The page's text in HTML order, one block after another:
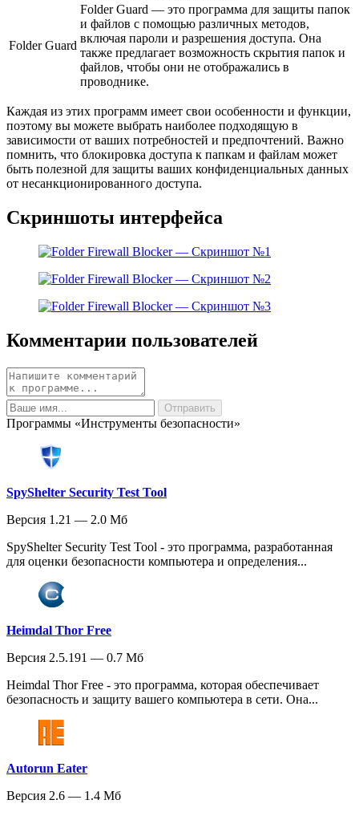
Folder Guard
Folder Guard — это программа для защиты папок
и файлов с помощью различных методов,
включая пароли и разрешения доступа. Она
также предлагает возможность скрытия папок и
файлов, чтобы они не отображались в
проводнике.
Каждая из этих программ имеет свои особенности и функции,
поэтому вы можете выбрать наиболее подходящую в
зависимости от ваших потребностей и предпочтений. Важно
помнить, что блокировка доступа к папкам и файлам может
быть полезной для защиты ваших конфиденциальных данных
от несанкционированного доступа.
Скриншоты интерфейса
Комментарии пользователей
Программы «Инструменты безопасности»
SpyShelter Security Test Tool
Версия 1.21 — 2.0 Мб
SpyShelter Security Test Tool - это программа, разработанная
для оценки безопасности компьютера и определения...
Heimdal Thor Free
Версия 2.5.191 — 0.7 Мб
Heimdal Thor Free - это программа, которая обеспечивает
безопасность и защиту вашего компьютера в сети. Она...
Autorun Eater
Версия 2.6 — 1.4 Мб